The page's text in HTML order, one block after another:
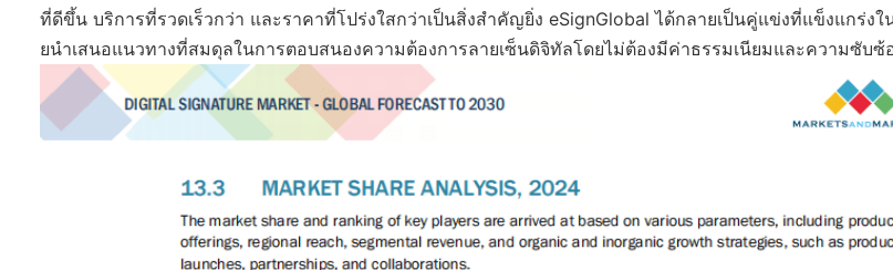
ที่ดีขึ้น บริการที่รวดเร็วกว่า และราคาที่โปร่งใสกว่าเป็นสิ่งสำคัญยิ่ง eSignGlobal ได้กลายเป็นคู่แข่งที่แข็งแกร่ง
ยนำเสนอแนวทางที่สมดุลในการตอบสนองความต้องการลายเซ็นดิจิทัลโดยไม่ต้องมีค่าธรรมเนียมและความซับซ้